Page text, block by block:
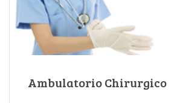
Ambulatorio Chirurgico